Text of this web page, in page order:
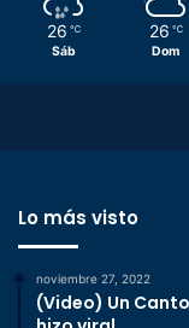
26 ℃
Sáb
26 ℃
Dom
Lo más visto
noviembre 27, 2022
(Video) Un